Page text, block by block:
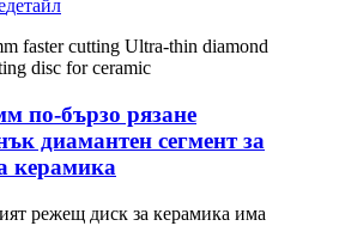
детайл
по-бързо рязане
диамантен сегмент за
керамика
режещ диск за керамика има